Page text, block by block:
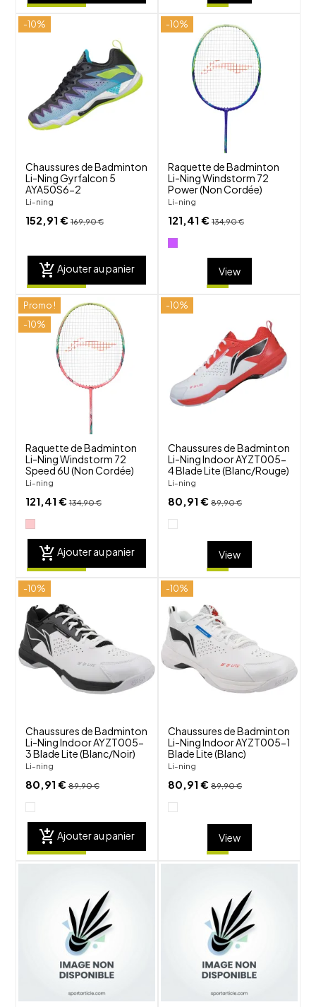
-10%
favorite_border
Chaussures de Badminton
Li-Ning Gyrfalcon 5
AYA50S6-2
Li-ning
152,91 €169,90 €
add_shopping_cart Ajouter au panier
-10%
Raquette de Badminton
Li-Ning Windstorm 72
Power (Non Cordée)
Li-ning
121,41 € 134,90 €
View
Promo !
-10%
Raquette de Badminton
Li-Ning Windstorm 72
Speed 6U (Non Cordée)
Li-ning
121,41 €134,90 €
add_shopping_cart Ajouter au panier
-10%
favorite_border
Chaussures de Badminton
Li-Ning Indoor AYZT005-
4 Blade Lite (Blanc/Rouge)
Li-ning
80,91 € 89,90 €
View
-10%
visibility
Chaussures de Badminton
Li-Ning Indoor AYZT005-
3 Blade Lite (Blanc/Noir)
Li-ning
80,91 €89,90 €
add_shopping_cart Ajouter au panier
-10%
visibility
Chaussures de Badminton
Li-Ning Indoor AYZT005-1
Blade Lite (Blanc)
Li-ning
80,91 € 89,90 €
View